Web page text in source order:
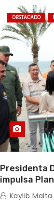
DESTACADO
Presidenta
impulsa
Guaira
Kaylib Maita